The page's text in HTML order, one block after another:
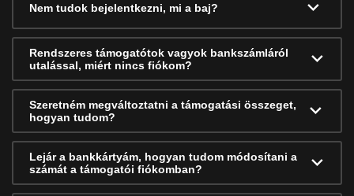
Nem tudok bejelentkezni, mi a baj?
Rendszeres támogatótok vagyok bankszámláról
utalással, miért nincs fiókom?
Szeretném megváltoztatni a támogatási összeget,
hogyan tudom?
Lejár a bankkártyám, hogyan tudom módosítani a
számát a támogatói fiókomban?